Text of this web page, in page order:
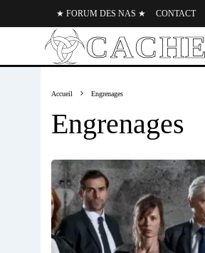
★ FORUM DES NAS ★ CONTACT
Accueil Engrenages
Engrenages